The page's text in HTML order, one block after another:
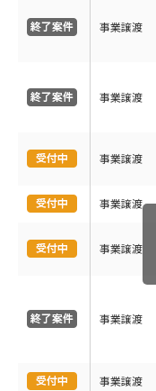
地域
業界・業種
事業譲渡
事業譲渡
事業譲渡
事業譲渡
事業譲渡
事業譲渡
事業譲渡